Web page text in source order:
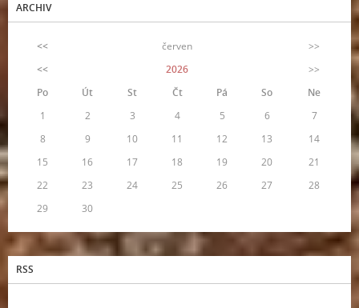
ARCHIV
<< červen
>>
<<
2026
>>
Po
Út St Čt Pá So
Ne
1
2 3 4 5 6
7
8
9 10 11 12 13
14
15
16 17 18 19 20
21
22
23 24 25 26 27
28
29
30
RSS